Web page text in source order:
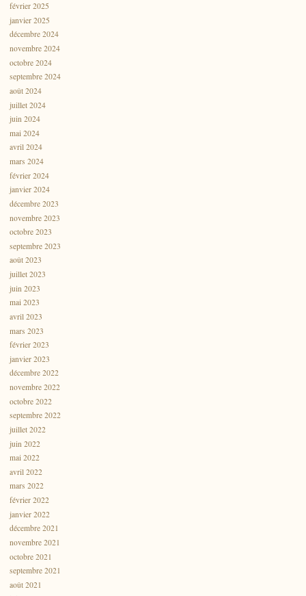
février 2025
janvier 2025
décembre 2024
novembre 2024
octobre 2024
septembre 2024
août 2024
juillet 2024
juin 2024
mai 2024
avril 2024
mars 2024
février 2024
janvier 2024
décembre 2023
novembre 2023
octobre 2023
septembre 2023
août 2023
juillet 2023
juin 2023
mai 2023
avril 2023
mars 2023
février 2023
janvier 2023
décembre 2022
novembre 2022
octobre 2022
septembre 2022
juillet 2022
juin 2022
mai 2022
avril 2022
mars 2022
février 2022
janvier 2022
décembre 2021
novembre 2021
octobre 2021
septembre 2021
août 2021